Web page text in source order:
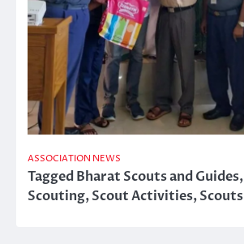
ASSOCIATION NEWS
TaggedBharat Scouts and Guides,
Scouting,Scout Activities,Scouts